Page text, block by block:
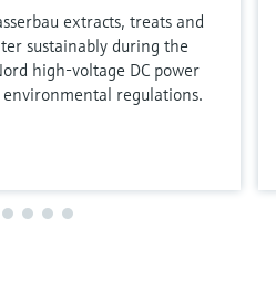
extracts, treats and
sustainably during the
high-voltage DC power
regulations.